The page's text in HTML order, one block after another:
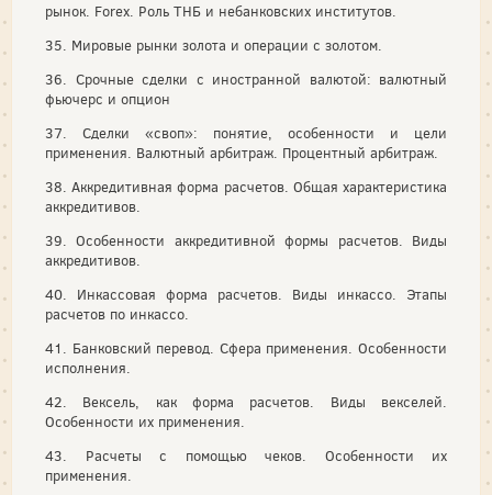
рынок. Forex. Роль ТНБ и небанковских институтов.
35. Мировые рынки золота и операции с золотом.
36. Срочные сделки с иностранной валютой: валютный
фьючерс и опцион
37. Сделки «своп»: понятие, особенности и цели
применения. Валютный арбитраж. Процентный арбитраж.
38. Аккредитивная форма расчетов. Общая характеристика
аккредитивов.
39. Особенности аккредитивной формы расчетов. Виды
аккредитивов.
40. Инкассовая форма расчетов. Виды инкассо. Этапы
расчетов по инкассо.
41. Банковский перевод. Сфера применения. Особенности
исполнения.
42. Вексель, как форма расчетов. Виды векселей.
Особенности их применения.
43. Расчеты с помощью чеков. Особенности их
применения.